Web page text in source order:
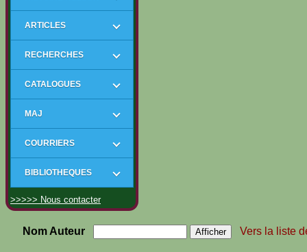
ARTICLES
RECHERCHES
CATALOGUES
MAJ
COURRIERS
BIBLIOTHEQUES
>>>>> Nous contacter
Nom Auteur Vers la liste